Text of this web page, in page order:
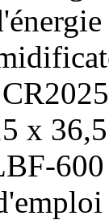
x
600